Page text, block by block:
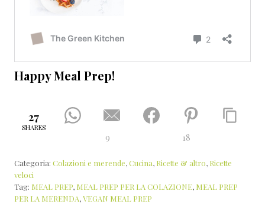
Happy Meal Prep!
27
SHARES
9 18
Categoria: Colazioni e merende,Cucina, Ricette & altro, Ricette
veloci
Tag: MEAL PREP, MEAL PREP PER LA COLAZIONE, MEAL PREP
PER LA MERENDA,VEGAN MEAL PREP